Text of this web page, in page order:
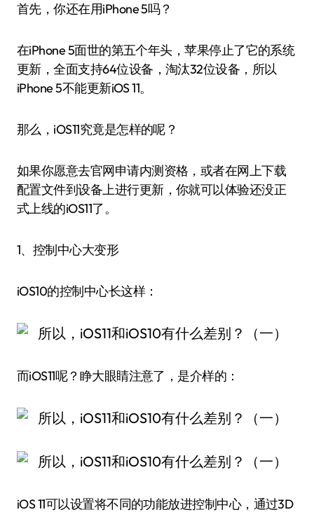
首先，你还在用iPhone 5吗？
在iPhone 5面世的第五个年头，苹果停止了它的系统
更新，全面支持64位设备，淘汰32位设备，所以
iPhone 5不能更新iOS 11。
那么，iOS11究竟是怎样的呢？
如果你愿意去官网申请内测资格，或者在网上下载
配置文件到设备上进行更新，你就可以体验还没正
式上线的iOS11了。
1、控制中心大变形
iOS10的控制中心长这样：
而iOS11呢？睁大眼睛注意了，是介样的：
iOS 11可以设置将不同的功能放进控制中心，通过3D